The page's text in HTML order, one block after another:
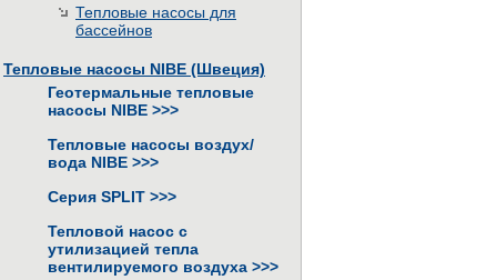
Тепловые насосы для
бассейнов
Тепловые насосы NIBE (Швеция)
Геотермальные тепловые
насосы NIBE >>>
Тепловые насосы воздух/
вода NIBE >>>
Серия SPLIT >>>
Тепловой насос с
утилизацией тепла
вентилируемого воздуха >>>